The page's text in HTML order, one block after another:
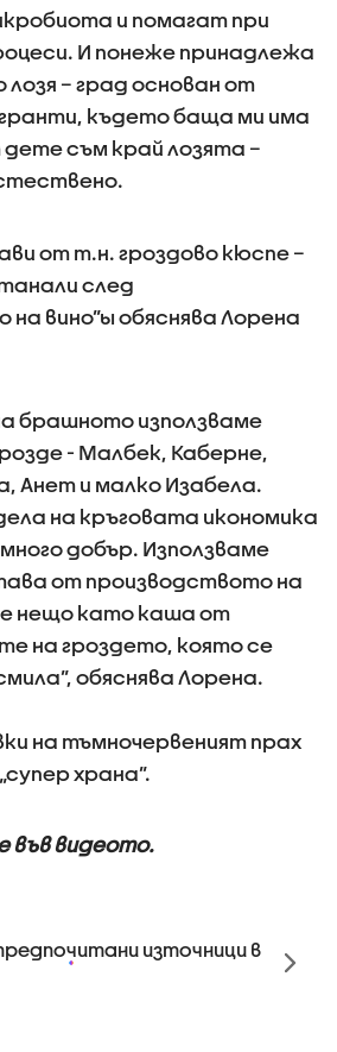
и помагат при
И понеже принадлежа
лозя – град основан от
където баща ми има
дете съм край лозята –
от т.н. гроздово кюспе –
след
вино”ы обяснява Лорена
брашното използваме
- Малбек, Каберне,
Анет и малко Изабела.
на кръговата икономика
добър. Използваме
от производството на
нещо като каша от
на гроздето, която се
обяснява Лорена.
на тъмночервеният прах
храна”.
във видеото.
източници в